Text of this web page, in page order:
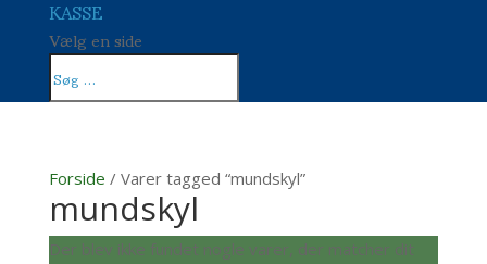
KASSE
Vælg en side
Forside / Varer tagged “mundskyl”
mundskyl
Der blev ikke fundet nogle varer, der matcher dit